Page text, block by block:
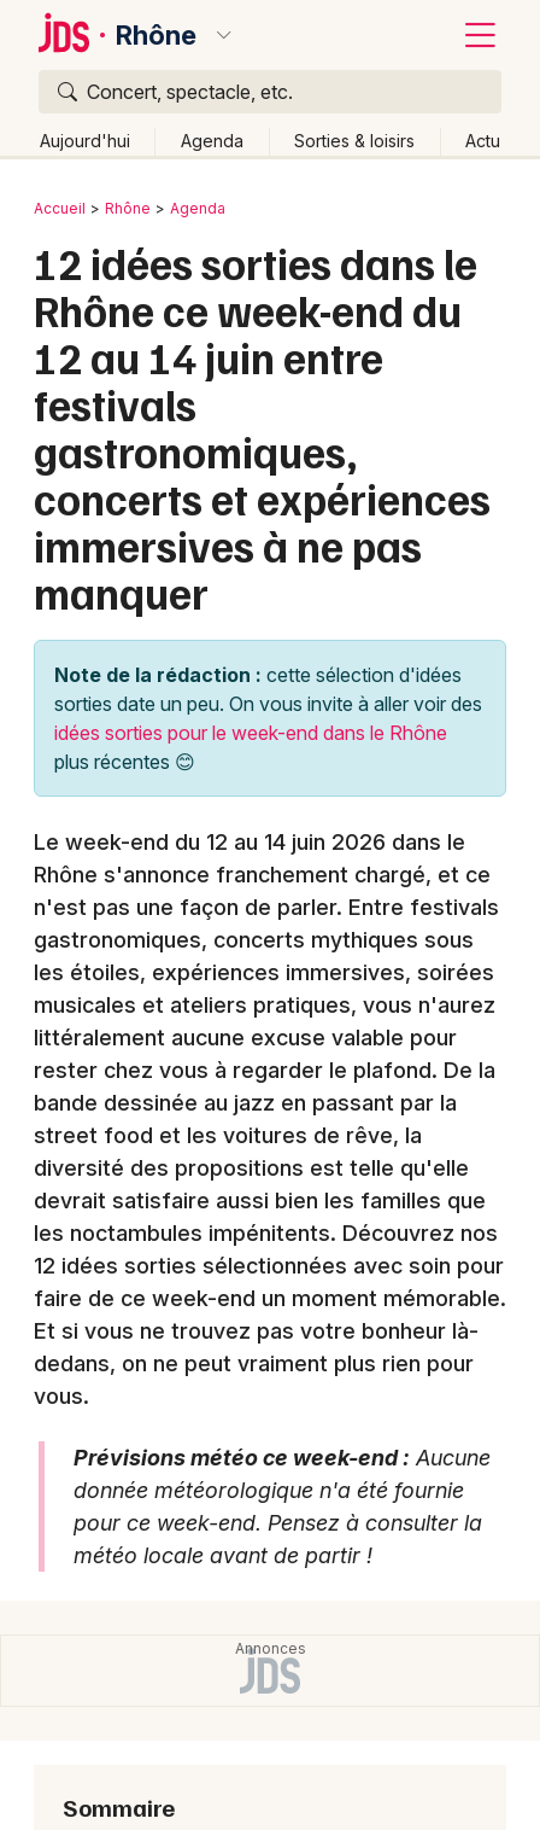
Rhône
Concert, spectacle, etc.
Aujourd'hui Agenda Sorties & loisirs Actu
Publier un événement
Grands événements
Activité & Expérience
Manifestations
Foires & salons
Spectacles
Concerts
Sports
Soirées
Expos
Sorties & loisirs
Agenda en Rhône-Alpes
Agenda en Auvergne-Rhône-Alpes
Newsletter des sorties
Artistes en tournée
Magazine dans le Rhône
Bordeaux
Colmar
Lille
Lyon
Marseille
Mulhouse
Montpellier
Nantes
Paris
Strasbourg
Toulouse
Toutes les villes
Retour
Accueil Rhône Agenda
12 idées sorties dans le
Rhône ce week-end du
12 au 14 juin entre
festivals
gastronomiques,
concerts et expériences
immersives à ne pas
manquer
Note de la rédaction : cette sélection d'idées
sorties date un peu. On vous invite à aller voir des
idées sorties pour le week-end dans le Rhône
plus récentes 😊
Le week-end du 12 au 14 juin 2026 dans le
Rhône s'annonce franchement chargé, et ce
n'est pas une façon de parler. Entre festivals
gastronomiques, concerts mythiques sous
les étoiles, expériences immersives, soirées
musicales et ateliers pratiques, vous n'aurez
littéralement aucune excuse valable pour
rester chez vous à regarder le plafond. De la
bande dessinée au jazz en passant par la
street food et les voitures de rêve, la
diversité des propositions est telle qu'elle
devrait satisfaire aussi bien les familles que
les noctambules impénitents. Découvrez nos
12 idées sorties sélectionnées avec soin pour
faire de ce week-end un moment mémorable.
Et si vous ne trouvez pas votre bonheur là-
dedans, on ne peut vraiment plus rien pour
vous.
Prévisions météo ce week-end : Aucune
donnée météorologique n'a été fournie
pour ce week-end. Pensez à consulter la
météo locale avant de partir !
Sommaire
Quoi ?
Où ?
Changer de lieu
Quand ?
Effacer les dates
Aujourd'hui
Demain Ce week-end Autre